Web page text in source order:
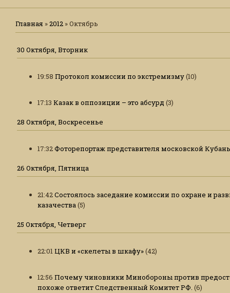
Главная »2012 »Октябрь
30 Октября, Вторник
19:58 Протокол комиссии по экстремизму(10)
17:13 Казак в оппозиции – это абсурд(3)
28 Октября, Воскресенье
17:32Фоторепортаж представителя московской
26 Октября, Пятница
21:42Состоялось заседание комиссии по охране и
казачества (5)
25 Октября, Четверг
22:01 ЦКВ и «скелеты в шкафу»(42)
12:56 Почему чиновники Минобороны против
похоже ответит Следственный Комитет РФ. (6)